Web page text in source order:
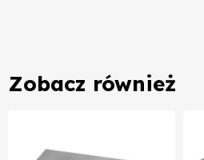
Zobacz również